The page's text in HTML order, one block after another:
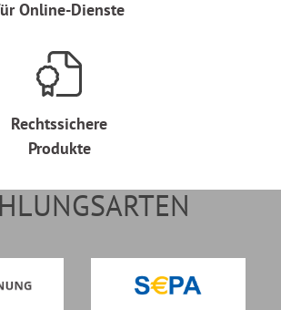
Online-Dienste
Rechtssichere
Produkte